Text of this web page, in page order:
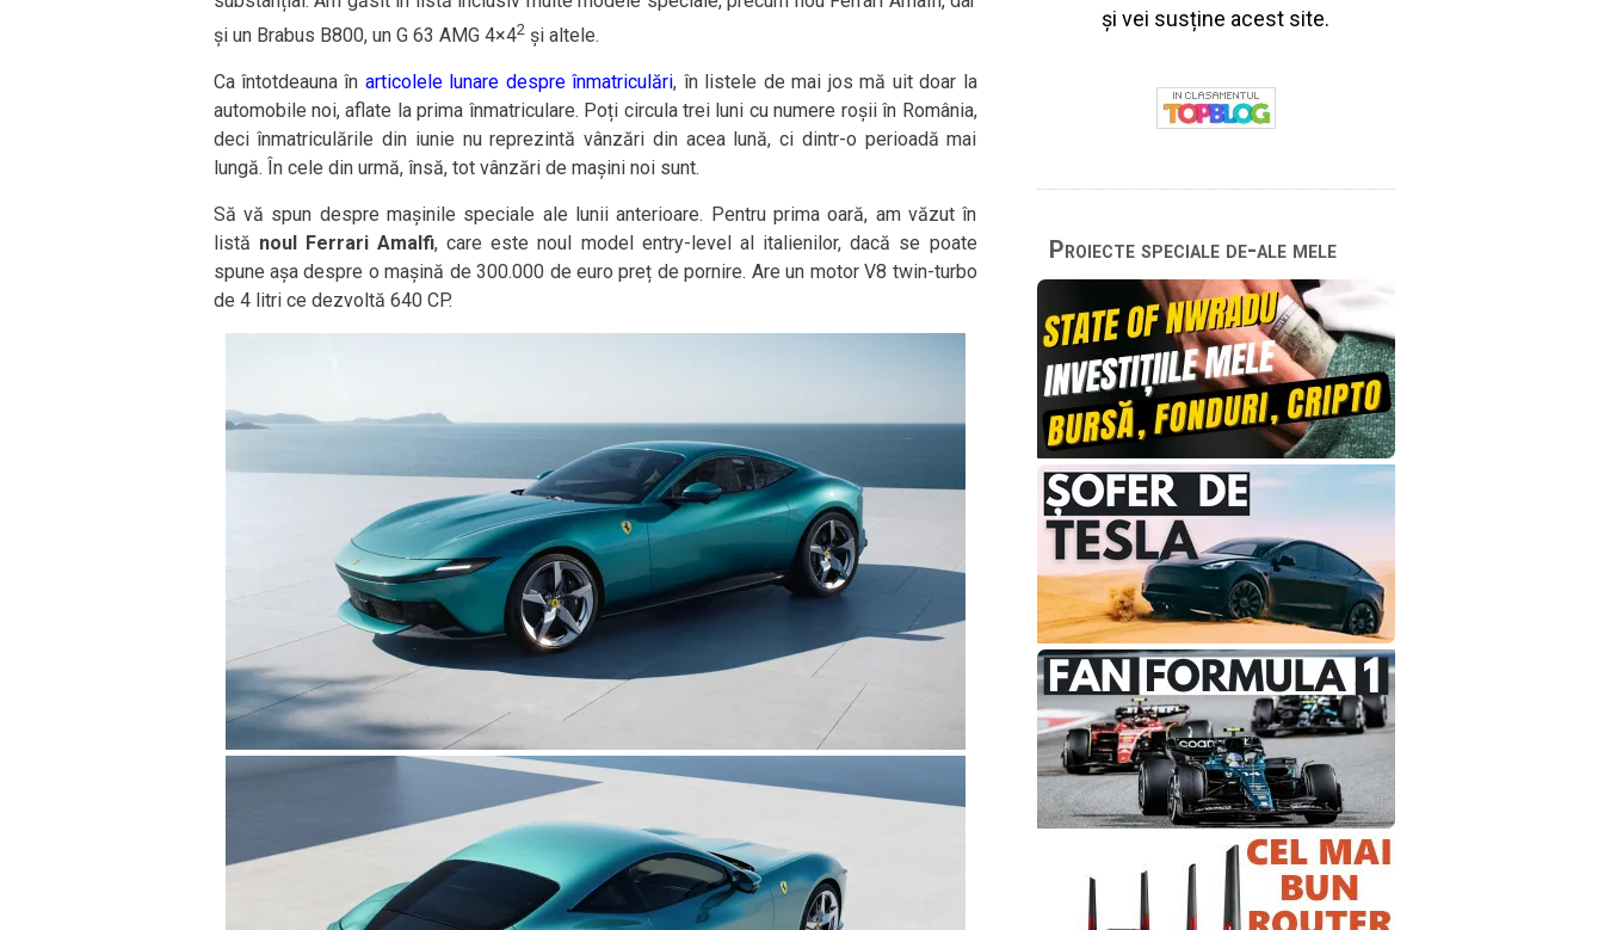
și un Brabus B800, un G 63 AMG 4×42și altele.
Ca întotdeauna în articolele lunare despre înmatriculări, în listele de mai jos mă uit doar la
automobile noi, aflate la prima înmatriculare. Poți circula trei luni cu numere roșii în România,
deci înmatriculările din iunie nu reprezintă vânzări din acea lună, ci dintr-o perioadă mai
lungă. În cele din urmă, însă, tot vânzări de mașini noi sunt.
Să vă spun despre mașinile speciale ale lunii anterioare. Pentru prima oară, am văzut în
listă noul Ferrari Amalfi, care este noul model entry-level al italienilor, dacă se poate
spune așa despre o mașină de 300.000 de euro preț de pornire. Are un motor V8 twin-turbo
de 4 litri ce dezvoltă 640 CP.
și vei susține acest site.
Proiecte speciale de-ale mele